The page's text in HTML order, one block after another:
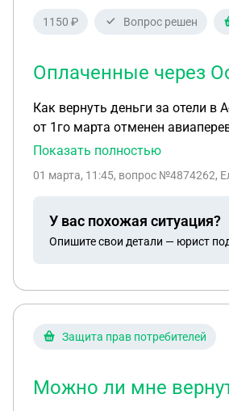
1150 ₽ Вопрос решен
Оплаченные через
Как вернуть деньги за отели в
от 1го марта отменен
обсудить с отелями про
Показать полностью
01 марта, 11:45, вопрос №4874262,
У вас похожая ситуация?
Опишите свои детали — юрист
Защита прав потребителей
Можно ли мне